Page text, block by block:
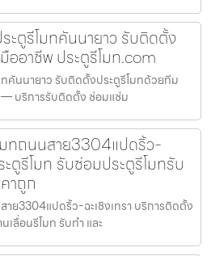
ะตูรีโมทคันนายาว รับติดตั้ง
ออาชีพ ประตูรีโมท.com
คันนายาว รับติดตั้งประตูรีโมทด้วยทีม
บริการรับติดตั้ง ซ่อมแซ่ม
ทถนนสาย3304แปดริ้ว-
ะตูรีโมท รับซ่อมประตูรีโมทรับ
าถูก
ย3304แปดริ้ว-ฉะเชิงเทรา บริการติดตั้ง
เลื่อนรีโมท รับทำ และ